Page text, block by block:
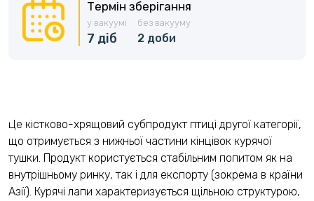
Термін зберігання
у вакуумі
7 діб
без вакууму
2 доби
Це кістково-хрящовий субпродукт птиці другої категорії,
що отримується з нижньої частини кінцівок курячої
тушки. Продукт користується стабільним попитом як на
внутрішньому ринку, так і для експорту (зокрема в країни
Азії). Курячі лапи характеризується щільною структурою,